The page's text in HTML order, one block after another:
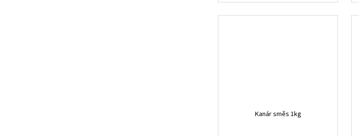
Kanár směs 1kg